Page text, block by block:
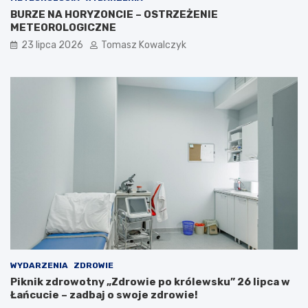
s
z
n
o
g
o
Ł
ń
BURZE NA HORYZONCIE – OSTRZEŻENIE
METEOROLOGICZNE
23 lipca 2026 Tomasz Kowalczyk
WYDARZENIA ZDROWIE
Piknik zdrowotny „Zdrowie po królewsku” 26 lipca w
Łańcucie – zadbaj o swoje zdrowie!